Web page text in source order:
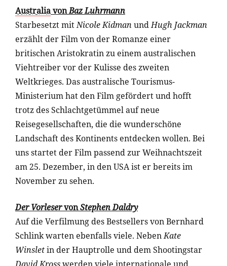
AustraliavonBaz Luhrmann
Starbesetzt mitNicole Kidman undHugh Jackman
erzählt der Film von der Romanze einer
britischen Aristokratin zu einem australischen
Viehtreiber vor der Kulisse des zweiten
Weltkrieges. Das australische Tourismus-
Ministerium hat den Film gefördert und hofft
trotz des Schlachtgetümmel auf neue
Reisegesellschaften, die die wunderschöne
Landschaft des Kontinents entdecken wollen. Bei
uns startet der Film passend zur Weihnachtszeit
am 25. Dezember, in den USA ist er bereits im
November zu sehen.
Der VorleservonStephen Daldry
Auf die Verfilmung des Bestsellers von Bernhard
Schlink warten ebenfalls viele. NebenKate
Winsletin der Hauptrolle und dem Shootingstar